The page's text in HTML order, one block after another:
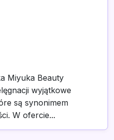
Miyuka Beauty
wyjątkowe
są synonimem
W ofercie...